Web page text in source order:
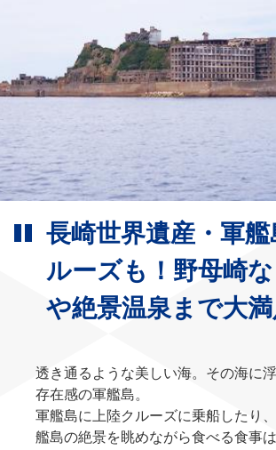
長崎世界遺産・軍艦
ルーズも！野母崎
や絶景温泉まで大満
透き通るような美しい海。その海に
存在感の軍艦島。
軍艦島に上陸クルーズに乗船したり
艦島の絶景を眺めながら食べる食事